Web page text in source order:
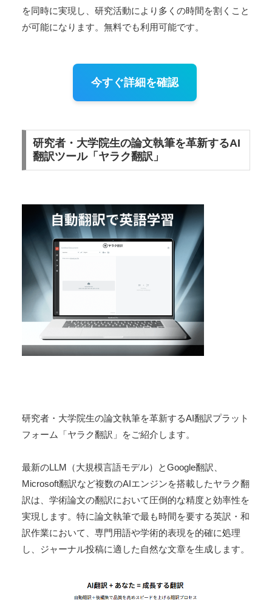
を同時に実現し、研究活動により多くの時間を割くこと
が可能になります。無料でも利用可能です。
今すぐ詳細を確認
研究者・大学院生の論文執筆を革新するAI
翻訳ツール「ヤラク翻訳」
研究者・大学院生の論文執筆を革新するAI翻訳プラット
フォーム「ヤラク翻訳」をご紹介します。
最新のLLM（大規模言語モデル）とGoogle翻訳、
Microsoft翻訳など複数のAIエンジンを搭載したヤラク翻
訳は、学術論文の翻訳において圧倒的な精度と効率性を
実現します。特に論文執筆で最も時間を要する英訳・和
訳作業において、専門用語や学術的表現を的確に処理
し、ジャーナル投稿に適した自然な文章を生成します。